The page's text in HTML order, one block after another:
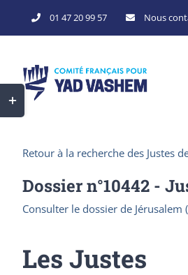
to
01 47 20 99 57 Nous
Retour à la recherche des Justes
Dossier n°10442 -
Consulter le dossier de Jérusalem
Les Justes
Toggle
Sliding